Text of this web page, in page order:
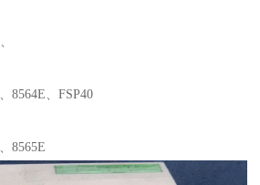
8564E、FSP40
8565E